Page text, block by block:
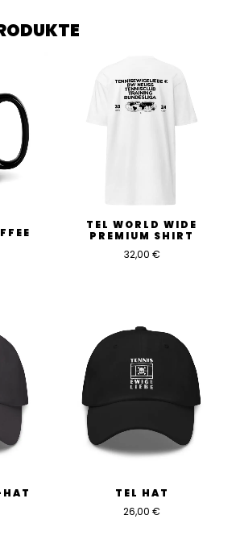
Bewertung für „PEL
sein, um eine Bewertung
TEL WORLD WIDE
PREMIUM SHIRT
32,00 €
TEL HAT
26,00 €